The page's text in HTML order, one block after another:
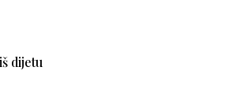
dijetu